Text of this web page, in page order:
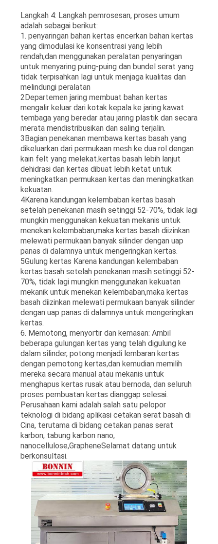
Langkah 4: Langkah pemrosesan, proses umum
adalah sebagai berikut:
1. penyaringan bahan kertas encerkan bahan kertas
yang dimodulasi ke konsentrasi yang lebih
rendah,dan menggunakan peralatan penyaringan
untuk menyaring puing-puing dan bundel serat yang
tidak terpisahkan lagi untuk menjaga kualitas dan
melindungi peralatan
2Departemen jaring membuat bahan kertas
mengalir keluar dari kotak kepala ke jaring kawat
tembaga yang beredar atau jaring plastik dan secara
merata mendistribusikan dan saling terjalin.
3Bagian penekanan membawa kertas basah yang
dikeluarkan dari permukaan mesh ke dua rol dengan
kain felt yang melekat.kertas basah lebih lanjut
dehidrasi dan kertas dibuat lebih ketat untuk
meningkatkan permukaan kertas dan meningkatkan
kekuatan.
4Karena kandungan kelembaban kertas basah
setelah penekanan masih setinggi 52-70%, tidak lagi
mungkin menggunakan kekuatan mekanis untuk
menekan kelembaban,maka kertas basah diizinkan
melewati permukaan banyak silinder dengan uap
panas di dalamnya untuk mengeringkan kertas.
5Gulung kertas Karena kandungan kelembaban
kertas basah setelah penekanan masih setinggi 52-
70%, tidak lagi mungkin menggunakan kekuatan
mekanik untuk menekan kelembaban,maka kertas
basah diizinkan melewati permukaan banyak silinder
dengan uap panas di dalamnya untuk mengeringkan
kertas.
6. Memotong, menyortir dan kemasan: Ambil
beberapa gulungan kertas yang telah digulung ke
dalam silinder, potong menjadi lembaran kertas
dengan pemotong kertas,dan kemudian memilih
mereka secara manual atau mekanis untuk
menghapus kertas rusak atau bernoda, dan seluruh
proses pembuatan kertas dianggap selesai.
Perusahaan kami adalah salah satu pelopor
teknologi di bidang aplikasi cetakan serat basah di
Cina, terutama di bidang cetakan panas serat
karbon, tabung karbon nano,
nanocellulose,GrapheneSelamat datang untuk
berkonsultasi.